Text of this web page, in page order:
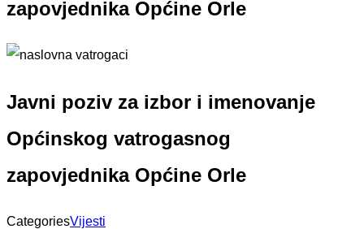
zapovjednika Općine Orle
Javni poziv za izbor i imenovanje
Općinskog vatrogasnog
zapovjednika Općine Orle
CategoriesVijesti